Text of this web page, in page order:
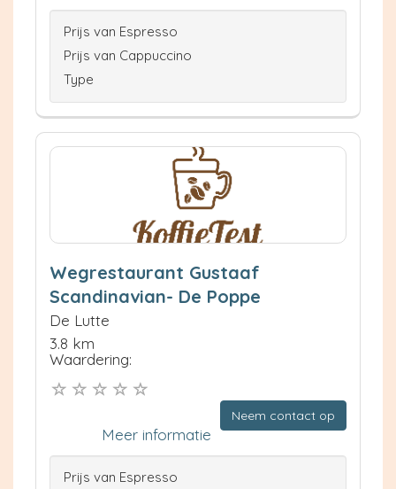
Prijs van Espresso
Prijs van Cappuccino
Type
Wegrestaurant Gustaaf
Scandinavian- De Poppe
De Lutte
3.8 km
Waardering:
Neem contact op
Meer informatie
Prijs van Espresso